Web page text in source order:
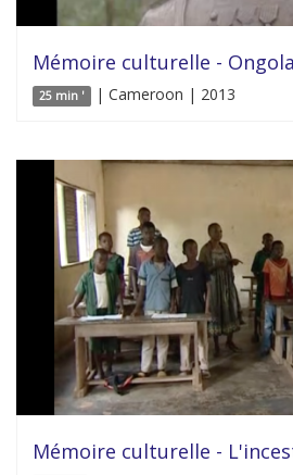
Mémoire culturelle -
25 min ' | Cameroon | 2013
Mémoire culturelle -